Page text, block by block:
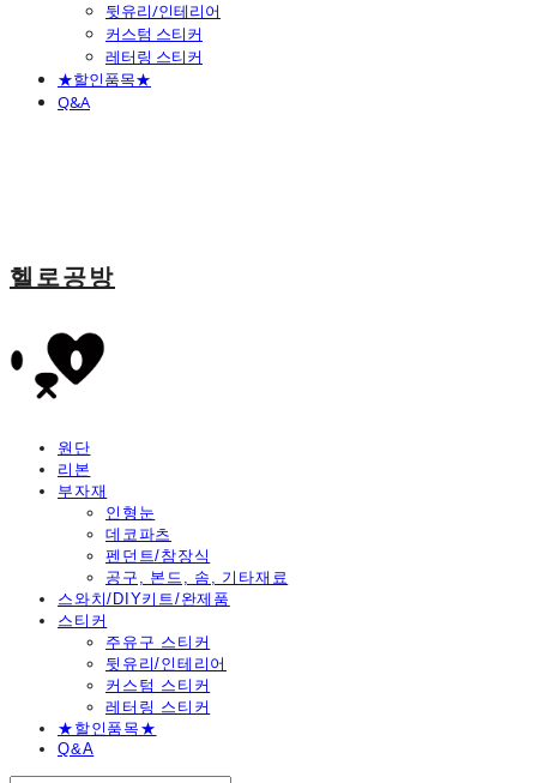
뒷유리/인테리어
커스텀 스티커
레터링 스티커
★할인품목★
Q&A
헬로공방
원단
리본
부자재
인형눈
데코파츠
펜던트/참장식
공구, 본드, 솜, 기타재료
스와치/DIY키트/완제품
스티커
주유구 스티커
뒷유리/인테리어
커스텀 스티커
레터링 스티커
★할인품목★
Q&A